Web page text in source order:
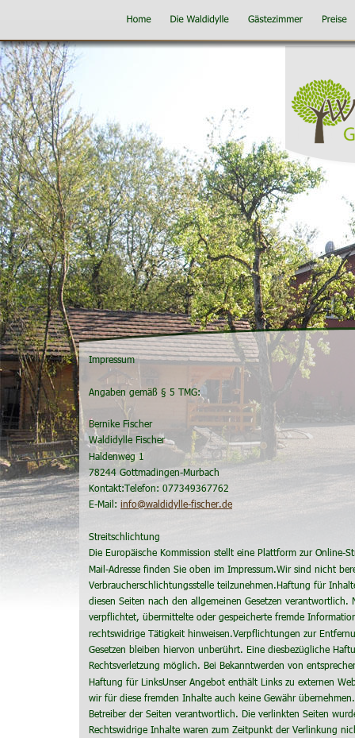
Impressum
Angaben gemäß § 5 TMG:
Bernike Fischer
Waldidylle Fischer
Haldenweg 1
78244 Gottmadingen-Murbach
Kontakt:Telefon: 077349367762
E-Mail: info@waldidylle-fischer.de
Streitschlichtung
Die Europäische Kommission stellt eine Plattform zur
Mail-Adresse finden Sie oben im Impressum.Wir sind nicht
Verbraucherschlichtungsstelle teilzunehmen.Haftung für
diesen Seiten nach den allgemeinen Gesetzen
verpflichtet, übermittelte oder gespeicherte fremde
rechtswidrige Tätigkeit hinweisen.Verpflichtungen zur
Gesetzen bleiben hiervon unberührt. Eine diesbezügliche
Rechtsverletzung möglich. Bei Bekanntwerden von
Haftung für LinksUnser Angebot enthält Links zu externen
wir für diese fremden Inhalte auch keine Gewähr
Betreiber der Seiten verantwortlich. Die verlinkten Seiten
Rechtswidrige Inhalte waren zum Zeitpunkt der Verlinkung